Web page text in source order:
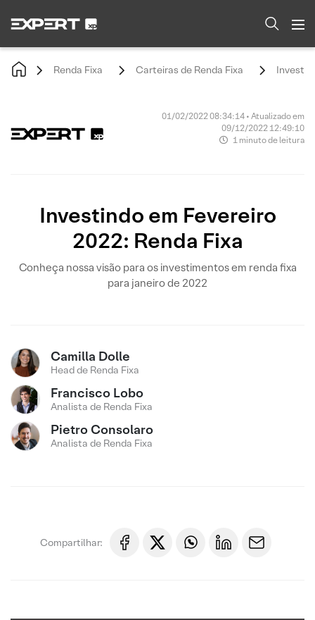
Renda Fixa Carteiras de Renda Fixa
01/02/2022 08:34:14 • Atualizado em
09/12/2022 12:49:10
1 minuto de leitura
Investindo em Fevereiro
2022: Renda Fixa
Conheça nossa visão para os investimentos em renda fixa
para janeiro de 2022
Camilla Dolle
Head de Renda Fixa
Francisco Lobo
Analista de Renda Fixa
Pietro Consolaro
Analista de Renda Fixa
Compartilhar: